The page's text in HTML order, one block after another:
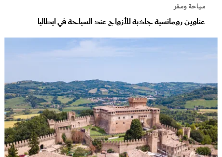
سياحة وسفر
عناوين رومانسية جاذبة للأزواج عند السياحة في ايطاليا